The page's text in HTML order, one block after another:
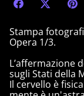
Stampa
Opera 1/3.
L’affermazione
sugli Stati della
Il cervello è